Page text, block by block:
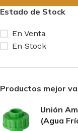
Estado de Stock
En Venta
En Stock
Productos mejor
Unión
(Agua